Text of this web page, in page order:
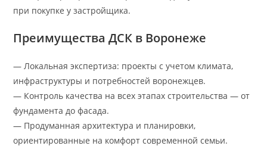
при покупке у застройщика.
Преимущества ДСК в Воронеже
— Локальная экспертиза: проекты с учетом климата,
инфраструктуры и потребностей воронежцев.
— Контроль качества на всех этапах строительства — от
фундамента до фасада.
— Продуманная архитектура и планировки,
ориентированные на комфорт современной семьи.